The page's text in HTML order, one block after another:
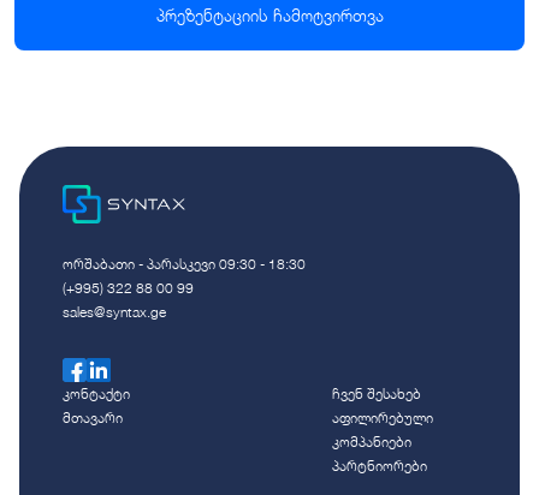
პრეზენტაციის ჩამოტვირთვა
ორშაბათი - პარასკევი 09:30 - 18:30
(+995) 322 88 00 99
sales@syntax.ge
კონტაქტი
მთავარი
ჩვენ შესახებ
აფილირებული
კომპანიები
პარტნიორები